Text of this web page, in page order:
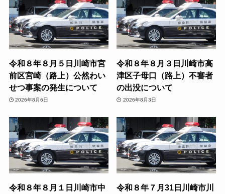
令和８年８月５日川崎市宮
前区宮崎（路上）公然わい
せつ事案の発生について
2026年8月6日
令和８年８月３日川崎市高
津区子母口（路上）不審者
の出没について
2026年8月3日
令和８年８月１日川崎市中
令和８年７月31日川崎市川